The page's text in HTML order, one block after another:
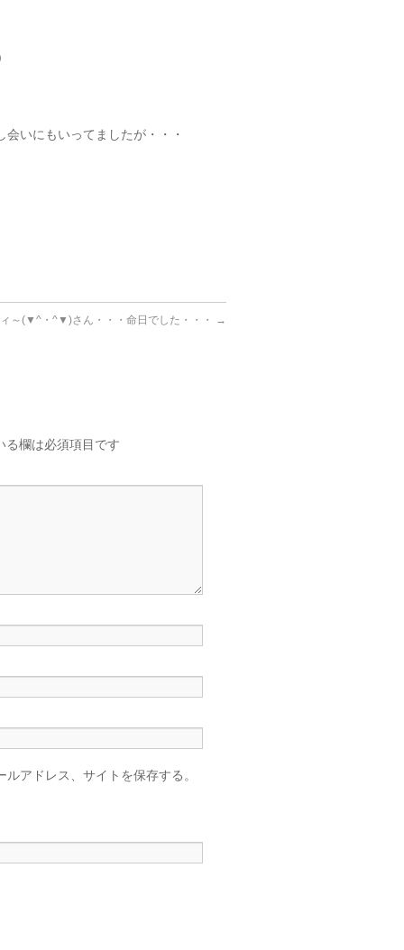
いにもいってましたが・・・
～(▼^・^▼)さん・・・命日でした・・・ →
る欄は必須項目です
アドレス、サイトを保存する。